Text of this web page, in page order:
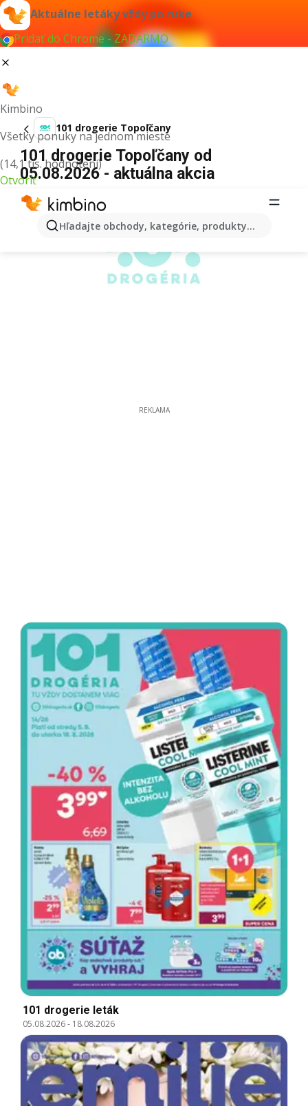
Aktuálne letáky vždy po ruke
Pridať do Chrome - ZADARMO
Kimbino
Všetky ponuky na jednom mieste
(14,1 tis. hodnotení)
Otvoriť
Hľadajte obchody, kategórie, produkty...
101 drogerie Topoľčany
101 drogerie Topoľčany od
05.08.2026 - aktuálna akcia
REKLAMA
101 drogerie leták
05.08.2026- 18.08.2026